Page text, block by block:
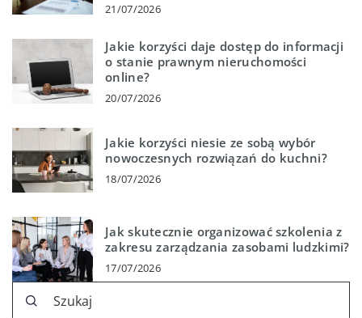
21/07/2026
Jakie korzyści daje dostęp do informacji
o stanie prawnym nieruchomości
online?
20/07/2026
Jakie korzyści niesie ze sobą wybór
nowoczesnych rozwiązań do kuchni?
18/07/2026
Jak skutecznie organizować szkolenia z
zakresu zarządzania zasobami ludzkimi?
17/07/2026